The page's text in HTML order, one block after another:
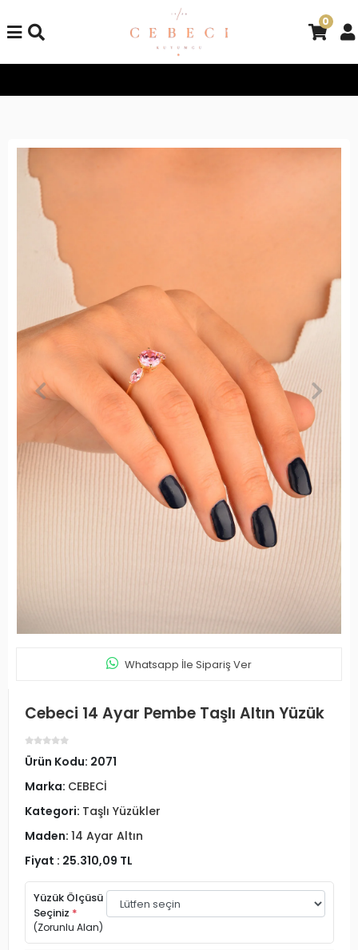
0
Whatsapp İle Sipariş Ver
Cebeci 14 Ayar Pembe Taşlı Altın Yüzük
Ürün Kodu: 2071
Marka: CEBECİ
Kategori: Taşlı Yüzükler
Maden: 14 Ayar Altın
Fiyat : 25.310,09 TL
Yüzük Ölçüsü
Seçiniz *
(Zorunlu Alan)